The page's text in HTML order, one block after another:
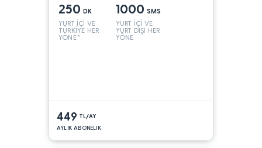
250 DK
YURT İÇİ VE
TÜRKİYE HER
YÖNE*
1000 SMS
YURT İÇİ VE
YURT DIŞI HER
YÖNE
449 TL/AY
AYLIK ABONELIK